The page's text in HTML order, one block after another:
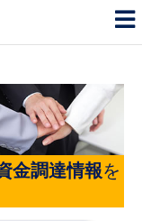
金調達情報を